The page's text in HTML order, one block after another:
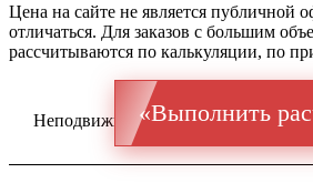
Неподвижная опора ППУ ГОСТ
Цена на сайте не является публичной
отличаться. Для заказов с большим
рассчитываются по калькуляции, по
«Выполнить